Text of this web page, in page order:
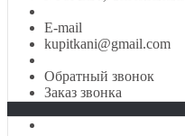
E-mail
kupitkani@gmail.com
Обратный звонок
Заказ звонка